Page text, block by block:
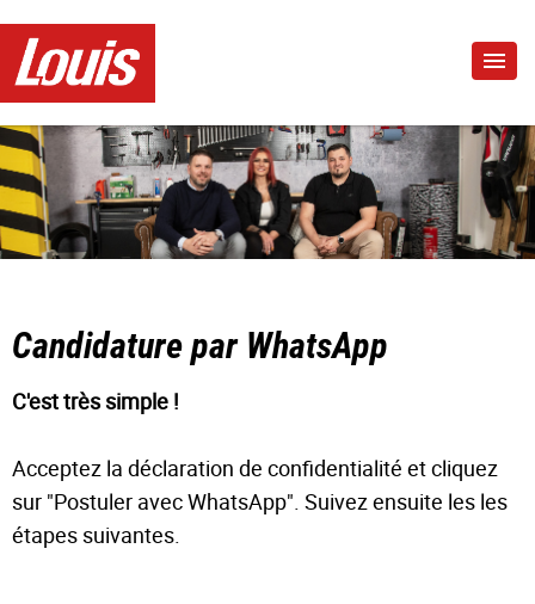
Candidature par WhatsApp
C'est très simple !
Acceptez la déclaration de confidentialité et cliquez
sur "Postuler avec WhatsApp". Suivez ensuite les les
étapes suivantes.